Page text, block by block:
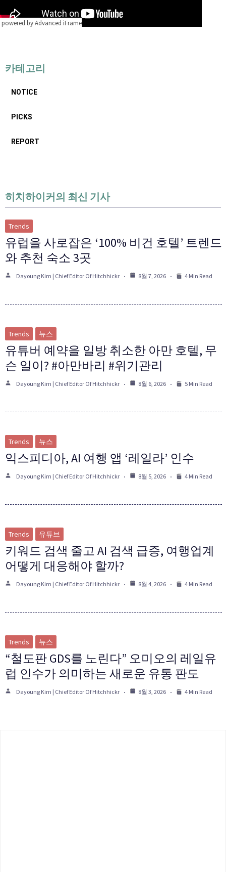
powered by Advanced iFrame
카테고리
NOTICE
PICKS
REPORT
히치하이커의 최신 기사
Trends
유럽을 사로잡은 ‘100% 비건 호텔’ 트렌드
와 추천 숙소 3곳
Dayoung Kim | Chief Editor Of Hitchhickr 8월 7, 2026 4 Min Read
Trends 뉴스
유튜버 예약을 일방 취소한 아만 호텔, 무
슨 일이? #아만바리 #위기관리
Dayoung Kim | Chief Editor Of Hitchhickr 8월 6, 2026 5 Min Read
Trends 뉴스
익스피디아, AI 여행 앱 ‘레일라’ 인수
Dayoung Kim | Chief Editor Of Hitchhickr 8월 5, 2026 4 Min Read
Trends 유튜브
키워드 검색 줄고 AI 검색 급증, 여행업계
어떻게 대응해야 할까?
Dayoung Kim | Chief Editor Of Hitchhickr 8월 4, 2026 4 Min Read
Trends 뉴스
“철도판 GDS를 노린다” 오미오의 레일유
럽 인수가 의미하는 새로운 유통 판도
Dayoung Kim | Chief Editor Of Hitchhickr 8월 3, 2026 4 Min Read